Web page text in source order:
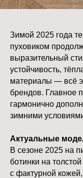
Зимой 2025 года
пуховиком
выразительный
устойчивость,
материалы — всё
брендов. Главное
гармонично
зимними
Актуальные
В сезоне 2025 на
ботинки на
с фактурной